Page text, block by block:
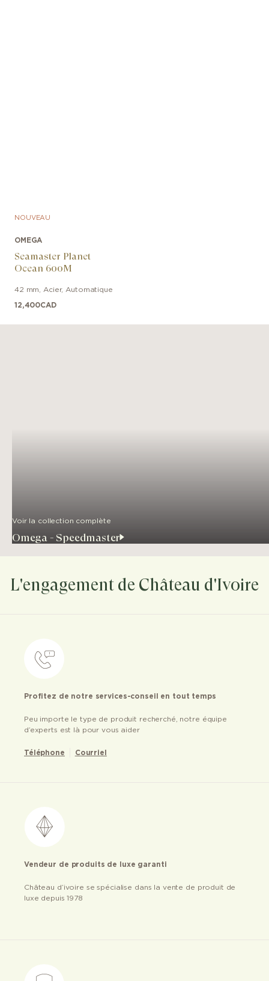
NOUVEAU
OMEGA
Seamaster Planet
Ocean 600M
42 mm Acier, Automatique
12,400CAD
Voir la collection complète
Omega - Speedmaster
L'engagement de Château d'Ivoire
Profitez de notre services-conseil en tout temps
Peu importe le type de produit recherché, notre équipe
d’experts est là pour vous aider
Téléphone Courriel
Vendeur de produits de luxe garanti
Château d’ivoire se spécialise dans la vente de produit de
luxe depuis 1978